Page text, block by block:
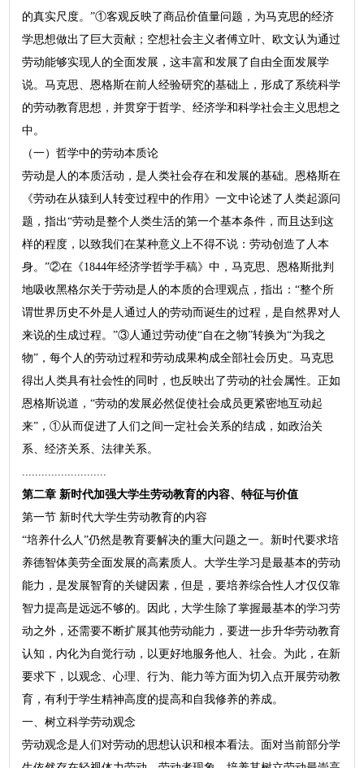
的真实尺度。”①客观反映了商品价值量问题，为马克思的经济
学思想做出了巨大贡献；空想社会主义者傅立叶、欧文认为通过
劳动能够实现人的全面发展，这丰富和发展了自由全面发展学
说。马克思、恩格斯在前人经验研究的基础上，形成了系统科学
的劳动教育思想，并贯穿于哲学、经济学和科学社会主义思想之
中。
（一）哲学中的劳动本质论
劳动是人的本质活动，是人类社会存在和发展的基础。恩格斯在
《劳动在从猿到人转变过程中的作用》一文中论述了人类起源问
题，指出“劳动是整个人类生活的第一个基本条件，而且达到这
样的程度，以致我们在某种意义上不得不说：劳动创造了人本
身。”②在《1844年经济学哲学手稿》中，马克思、恩格斯批判
地吸收黑格尔关于劳动是人的本质的合理观点，指出：“整个所
谓世界历史不外是人通过人的劳动而诞生的过程，是自然界对人
来说的生成过程。”③人通过劳动使“自在之物”转换为“为我之
物”，每个人的劳动过程和劳动成果构成全部社会历史。马克思
得出人类具有社会性的同时，也反映出了劳动的社会属性。正如
恩格斯说道，“劳动的发展必然促使社会成员更紧密地互动起
来”，①从而促进了人们之间一定社会关系的结成，如政治关
系、经济关系、法律关系。
第二章 新时代加强大学生劳动教育的内容、特征与价值
第一节 新时代大学生劳动教育的内容
“培养什么人”仍然是教育要解决的重大问题之一。新时代要求培
养德智体美劳全面发展的高素质人。大学生学习是最基本的劳动
能力，是发展智育的关键因素，但是，要培养综合性人才仅仅靠
智力提高是远远不够的。因此，大学生除了掌握最基本的学习劳
动之外，还需要不断扩展其他劳动能力，要进一步升华劳动教育
认知，内化为自觉行动，以更好地服务他人、社会。为此，在新
要求下，以观念、心理、行为、能力等方面为切入点开展劳动教
育，有利于学生精神高度的提高和自我修养的养成。
一、树立科学劳动观念
劳动观念是人们对劳动的思想认识和根本看法。面对当前部分学